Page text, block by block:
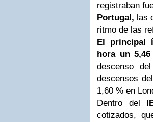
registraban
Portugal, las
ritmo de las
El principal
hora un
descenso
descensos
1,60 % en
Dentro del
cotizados,